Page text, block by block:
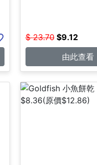
$ 23.70 $9.12
由此查看